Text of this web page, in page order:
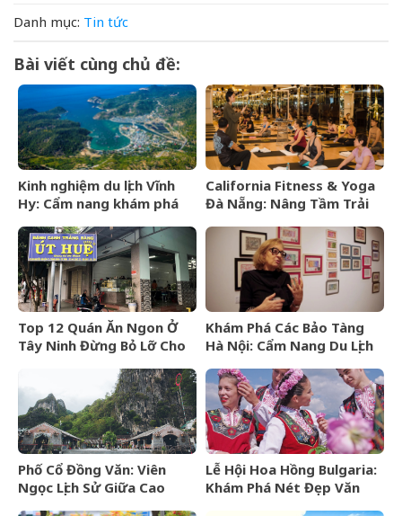
Danh mục: Tin tức
Bài viết cùng chủ đề:
Kinh nghiệm du lịch Vĩnh
Hy: Cẩm nang khám phá
Ninh Thuận
California Fitness & Yoga
Đà Nẵng: Nâng Tầm Trải
Top 12 Quán Ăn Ngon Ở
Tây Ninh Đừng Bỏ Lỡ Cho
Khám Phá Các Bảo Tàng
Hà Nội: Cẩm Nang Du Lịch
Phố Cổ Đồng Văn: Viên
Ngọc Lịch Sử Giữa Cao
Lễ Hội Hoa Hồng Bulgaria:
Khám Phá Nét Đẹp Văn